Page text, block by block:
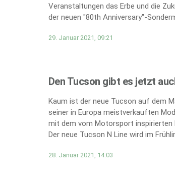
Veranstaltungen das Erbe und die
der neuen "80th Anniversary"-
29. Januar 2021, 09:21
Den Tucson gibt es jetzt
Kaum ist der neue Tucson auf dem
seiner in Europa meistverkauften
mit dem vom Motorsport inspirierten
Der neue Tucson N Line wird im
28. Januar 2021, 14:03